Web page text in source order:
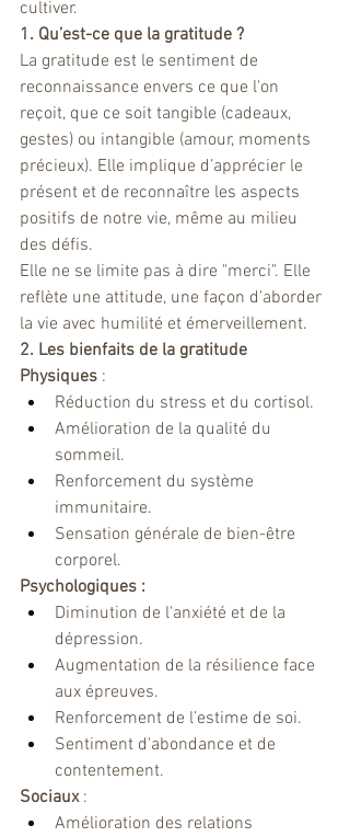
cultiver.
1. Qu’est-ce que la gratitude ?
La gratitude est le sentiment de
reconnaissance envers ce que l'on
reçoit, que ce soit tangible (cadeaux,
gestes) ou intangible (amour, moments
précieux). Elle implique d’apprécier le
présent et de reconnaître les aspects
positifs de notre vie, même au milieu
des défis.
Elle ne se limite pas à dire "merci". Elle
reflète une attitude, une façon d'aborder
la vie avec humilité et émerveillement.
2. Les bienfaits de la gratitude
Physiques :
Réduction du stress et du cortisol.
Amélioration de la qualité du
sommeil.
Renforcement du système
immunitaire.
Sensation générale de bien-être
corporel.
Psychologiques :
Diminution de l'anxiété et de la
dépression.
Augmentation de la résilience face
aux épreuves.
Renforcement de l’estime de soi.
Sentiment d'abondance et de
contentement.
Sociaux :
Amélioration des relations